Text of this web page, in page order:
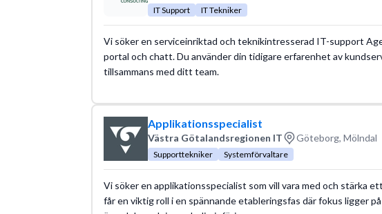
IT Support IT Tekniker
Vi söker en serviceinriktad och teknikintresserad IT-support
portal och chatt. Du använder din tidigare erfarenhet av
tillsammans med ditt team.
Applikationsspecialist
Västra Götalandsregionen IT Göteborg, Mölndal
Supporttekniker Systemförvaltare
Vi söker en applikationsspecialist som vill vara med och stärka
får en viktig roll i en spännande etableringsfas där fokus ligger